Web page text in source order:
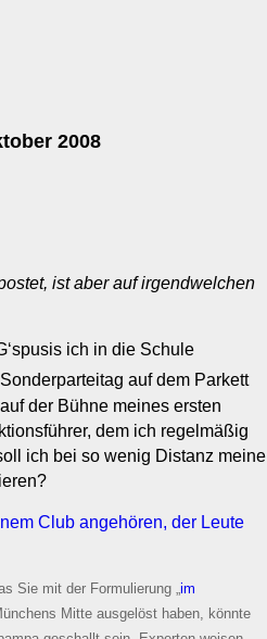
2008
ist aber auf irgendwelchen
ich in die Schule
auf dem Parkett
der Bühne meines ersten
dem ich regelmäßig
ich bei so wenig Distanz meine
Club angehören, der Leute
Sie mit der Formulierung „im
Mitte ausgelöst haben, könnte